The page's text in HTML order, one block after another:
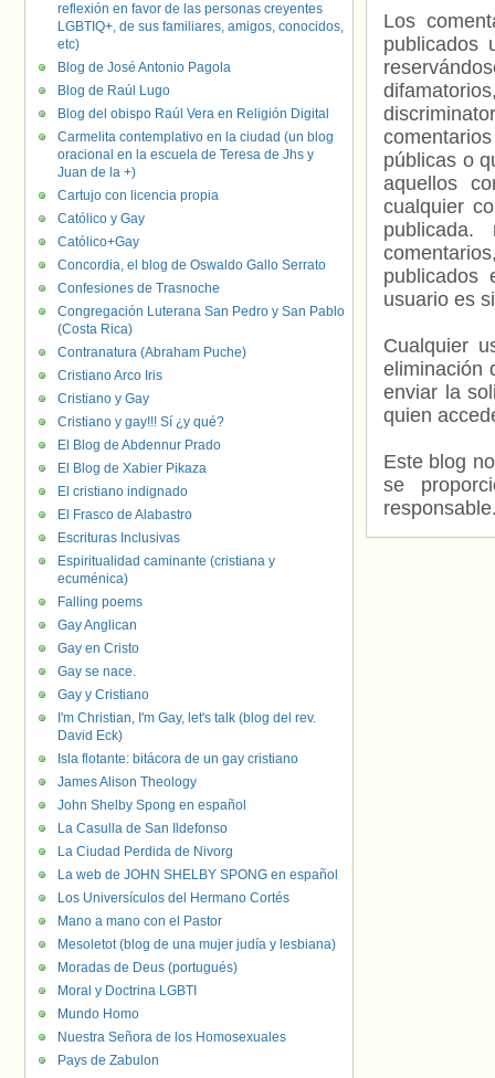
Los
publicados
públicas o
aquellos
cualquier
usuario es
Cualquier
eliminación
enviar la
quien
Este blog
se
reflexión en favor de las personas creyentes
LGBTIQ+, de sus familiares, amigos, conocidos,
etc)
Blog de José Antonio Pagola
Blog de Raúl Lugo
Blog del obispo Raúl Vera en Religión Digital
Carmelita contemplativo en la ciudad (un blog
oracional en la escuela de Teresa de Jhs y
Juan de la +)
Cartujo con licencia propia
Católico y Gay
Católico+Gay
Concordia, el blog de Oswaldo Gallo Serrato
Confesiones de Trasnoche
Congregación Luterana San Pedro y San Pablo
(Costa Rica)
Contranatura (Abraham Puche)
Cristiano Arco Iris
Cristiano y Gay
Cristiano y gay!!! Sí ¿y qué?
El Blog de Abdennur Prado
El Blog de Xabier Pikaza
El cristiano indignado
El Frasco de Alabastro
Escrituras Inclusivas
Espiritualidad caminante (cristiana y
ecuménica)
Falling poems
Gay Anglican
Gay en Cristo
Gay se nace.
Gay y Cristiano
I'm Christian, I'm Gay, let's talk (blog del rev.
David Eck)
Isla flotante: bitácora de un gay cristiano
James Alison Theology
John Shelby Spong en español
La Casulla de San Ildefonso
La Ciudad Perdida de Nivorg
La web de JOHN SHELBY SPONG en español
Los Universículos del Hermano Cortés
Mano a mano con el Pastor
Mesoletot (blog de una mujer judía y lesbiana)
Moradas de Deus (portugués)
Moral y Doctrina LGBTI
Mundo Homo
Nuestra Señora de los Homosexuales
Pays de Zabulon